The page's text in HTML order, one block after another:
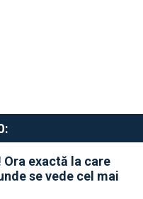
exactă la care
se vede cel mai